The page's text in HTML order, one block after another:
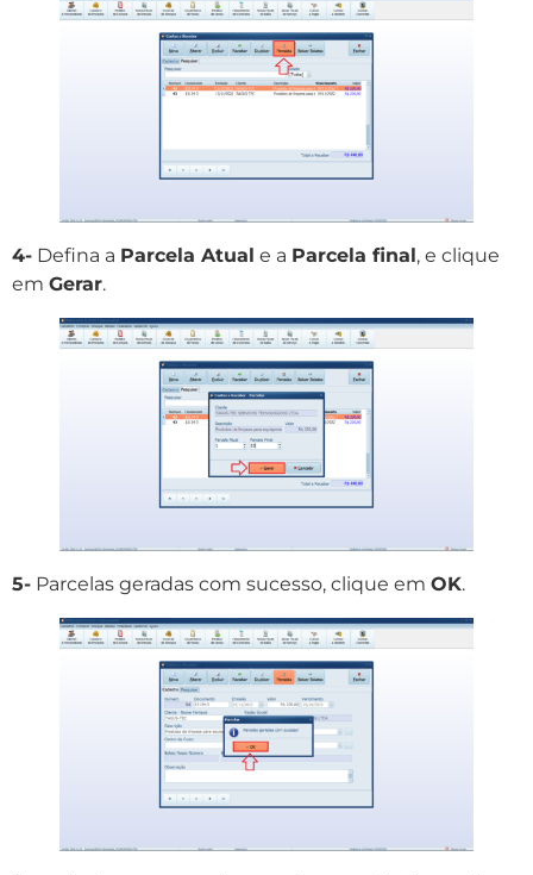
4- Defina a Parcela Atual e a Parcela final, e clique
em Gerar.
5- Parcelas geradas com sucesso, clique em OK.